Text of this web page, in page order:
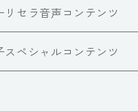
リセラ音声コンテンツ
スペシャルコンテンツ